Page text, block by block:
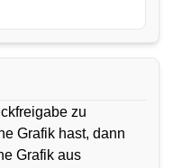
zu
Grafik hast, dann
Grafik aus